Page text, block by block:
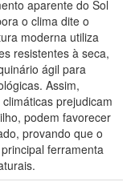
aparente do Sol
o clima dite o
moderna utiliza
resistentes à seca,
ágil para
Assim,
prejudicam
podem favorecer
provando que o
ferramenta